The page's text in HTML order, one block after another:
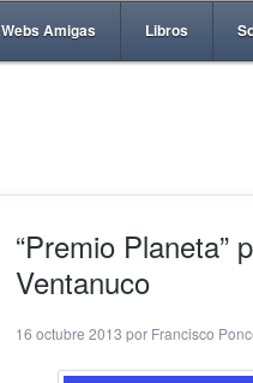
Webs Amigas Libros
“Premio Planeta”
Ventanuco
16 octubre 2013 por Francisco